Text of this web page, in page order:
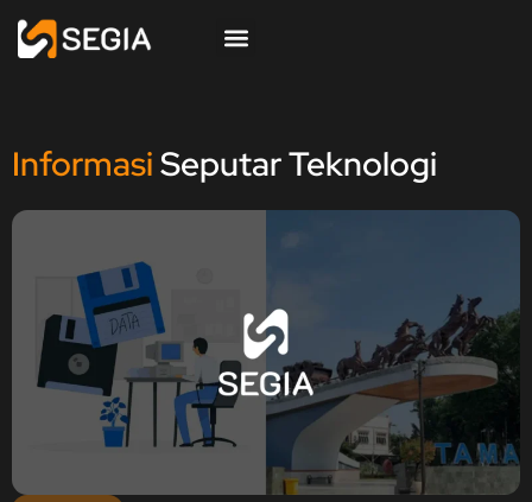
InformasiSeputar Teknologi